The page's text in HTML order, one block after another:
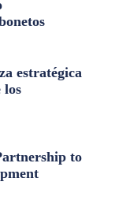
estratégica
los
to